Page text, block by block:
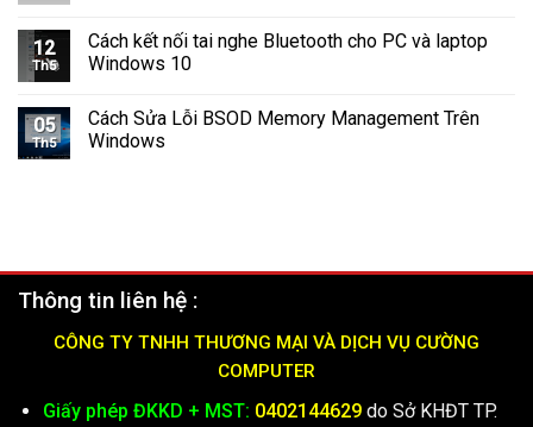
và
12
Th5
Cách kết nối tai nghe Bluetooth cho PC và laptop
Windows 10
05
Th5
Cách Sửa Lỗi BSOD Memory Management Trên
Windows
Thông tin liên hệ :
CÔNG TY TNHH THƯƠNG MẠI VÀ DỊCH VỤ CƯỜNG
COMPUTER
Giấy phép ĐKKD + MST: 0402144629do Sở KHĐT TP.